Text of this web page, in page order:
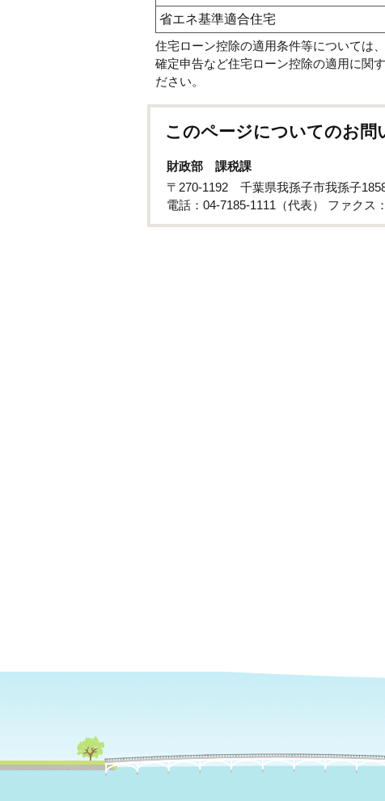
省エネ基準適合住宅
住宅ローン控除の適用条件等については、
確定申告など住宅ローン控除の適用に関
ださい。
このページについてのお問
財政部 課税課
〒270-1192 千葉県我孫子市我孫子
電話：04-7185-1111（代表） ファクス